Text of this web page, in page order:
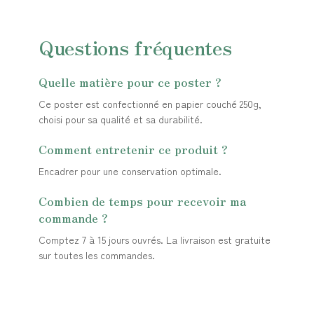
Questions fréquentes
Quelle matière pour ce poster ?
Ce poster est confectionné en papier couché 250g,
choisi pour sa qualité et sa durabilité.
Comment entretenir ce produit ?
Encadrer pour une conservation optimale.
Combien de temps pour recevoir ma
commande ?
Comptez 7 à 15 jours ouvrés. La livraison est gratuite
sur toutes les commandes.